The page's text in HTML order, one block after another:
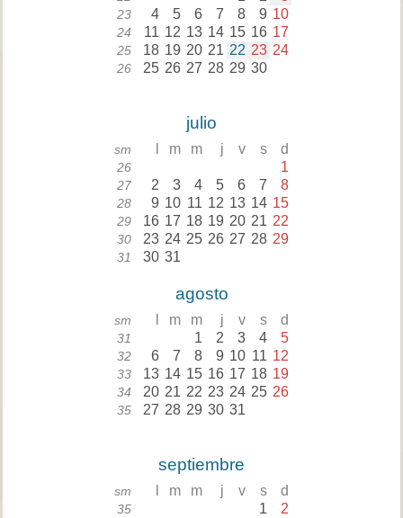
23 4 5 6 7 8 9 10
24 11 12 13 14 15 16 17
25 18 19 20 21 22 23 24
26 25 26 27 28 29 30
julio
sm m m j v s d
26 1
27 2 3 4 5 6 7 8
28 9 10 11 12 13 14 15
29 16 17 18 19 20 21 22
30 23 24 25 26 27 28 29
31 30 31
agosto
sm m m j v s d
31 1 2 3 4 5
32 6 7 8 9 10 11 12
33 13 14 15 16 17 18 19
34 20 21 22 23 24 25 26
35 27 28 29 30 31
septiembre
sm m m j v s d
35 1 2